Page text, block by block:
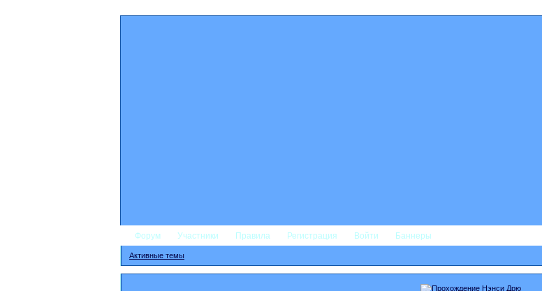
Форум Участники Правила Регистрация Войти Баннеры
Активные темы